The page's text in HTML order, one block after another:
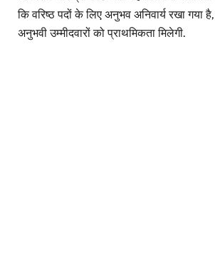
कि वरिष्ठ पदों के लिए अनुभव अनिवार्य रखा गया
अनुभवी उम्मीदवारों को प्राथमिकता मिलेगी.